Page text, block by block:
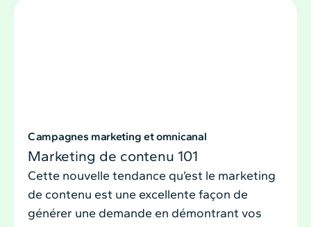
Campagnes marketing et omnicanal
Marketing de contenu 101
Cette nouvelle tendance qu’est le marketing
de contenu est une excellente façon de
générer une demande en démontrant vos